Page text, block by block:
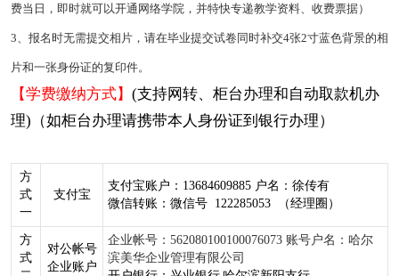
费当日，即时就可以开通网络学院，并特快专递教学资料、收费票据）
3、报名时无需提交相片，请在毕业提交试卷同时补交4张2寸蓝色背景的相
片和一张身份证的复印件。
【学费缴纳方式】 (支持网转、柜台办理和自动取款机办
理)（如柜台办理请携带本人身份证到银行办理）
方
式
一
支付宝
支付宝账户：13684609885 户名：徐传有
微信转账：微信号 122285053 （经理圈）
方
式
对公帐号
企业账户
企业帐号：562080100100076073 账号户名：哈尔
滨美华企业管理有限公司